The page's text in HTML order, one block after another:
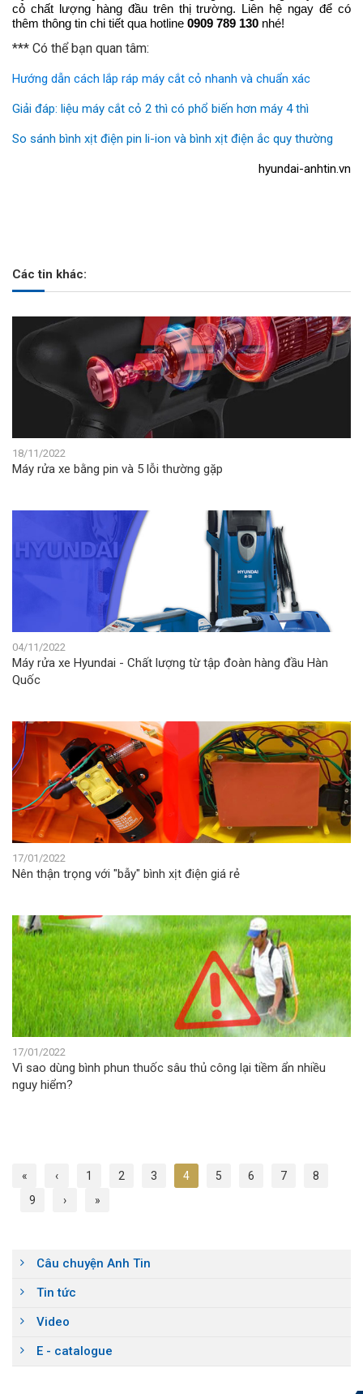
cỏ chất lượng hàng đầu trên thị trường. Liên hệ ngay để có
thêm thông tin chi tiết qua hotline 0909 789 130 nhé!
*** Có thể bạn quan tâm:
Hướng dẫn cách lắp ráp máy cắt cỏ nhanh và chuẩn xác
Giải đáp: liệu máy cắt cỏ 2 thì có phổ biến hơn máy 4 thì
So sánh bình xịt điện pin li-ion và bình xịt điện ắc quy thường
hyundai-anhtin.vn
Các tin khác:
18/11/2022
Máy rửa xe bằng pin và 5 lỗi thường gặp
04/11/2022
Máy rửa xe Hyundai - Chất lượng từ tập đoàn hàng đầu Hàn
Quốc
17/01/2022
Nên thận trọng với "bẫy" bình xịt điện giá rẻ
17/01/2022
Vì sao dùng bình phun thuốc sâu thủ công lại tiềm ẩn nhiều
nguy hiểm?
« ‹ 1 2 3 4 5 6 7
8
9
› »
Câu chuyện Anh Tin
Tin tức
Video
E - catalogue